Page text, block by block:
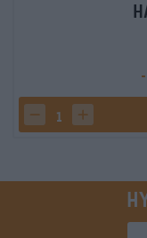
-
decrease quantity
increase